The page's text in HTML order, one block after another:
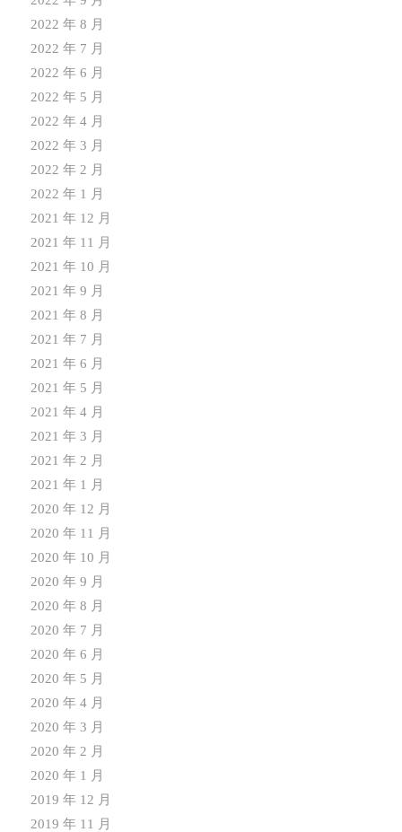
2022 年 8 月
2022 年 7 月
2022 年 6 月
2022 年 5 月
2022 年 4 月
2022 年 3 月
2022 年 2 月
2022 年 1 月
2021 年 12 月
2021 年 11 月
2021 年 10 月
2021 年 9 月
2021 年 8 月
2021 年 7 月
2021 年 6 月
2021 年 5 月
2021 年 4 月
2021 年 3 月
2021 年 2 月
2021 年 1 月
2020 年 12 月
2020 年 11 月
2020 年 10 月
2020 年 9 月
2020 年 8 月
2020 年 7 月
2020 年 6 月
2020 年 5 月
2020 年 4 月
2020 年 3 月
2020 年 2 月
2020 年 1 月
2019 年 12 月
2019 年 11 月